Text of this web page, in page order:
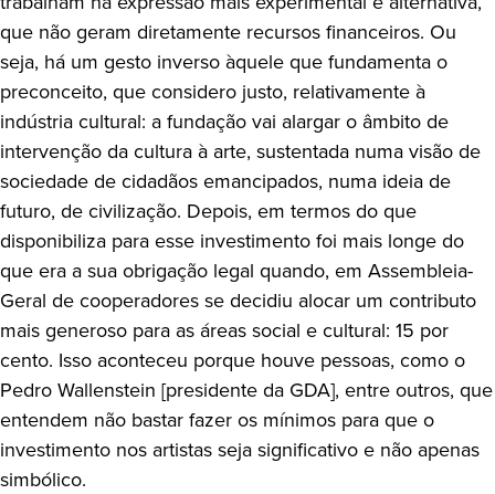
que não geram diretamente recursos financeiros. Ou
seja, há um gesto inverso àquele que fundamenta o
preconceito, que considero justo, relativamente à
indústria cultural: a fundação vai alargar o âmbito de
intervenção da cultura à arte, sustentada numa visão de
sociedade de cidadãos emancipados, numa ideia de
futuro, de civilização. Depois, em termos do que
disponibiliza para esse investimento foi mais longe do
que era a sua obrigação legal quando, em Assembleia-
Geral de cooperadores se decidiu alocar um contributo
mais generoso para as áreas social e cultural: 15 por
cento. Isso aconteceu porque houve pessoas, como o
Pedro Wallenstein [presidente da GDA], entre outros, que
entendem não bastar fazer os mínimos para que o
investimento nos artistas seja significativo e não apenas
simbólico.